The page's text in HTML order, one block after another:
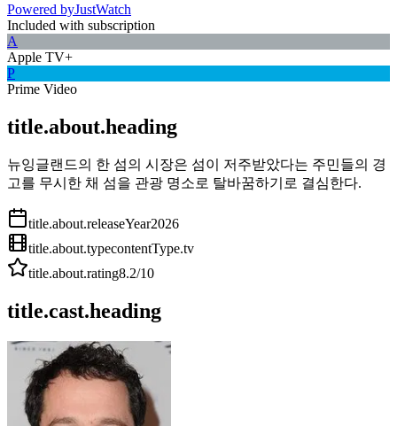
Powered byJustWatch
Included with subscription
A
Apple TV+
P
Prime Video
title.about.heading
뉴잉글랜드의 한 섬의 시장은 섬이 저주받았다는 주민들의 경
고를 무시한 채 섬을 관광 명소로 탈바꿈하기로 결심한다.
title.about.releaseYear2026
title.about.typecontentType.tv
title.about.rating8.2/10
title.cast.heading